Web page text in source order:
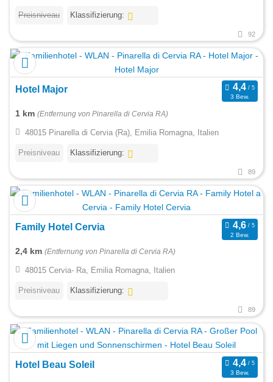
Preisniveau Klassifizierung:
92
Hotel Major
3 Bew.
1 km (Entfernung von Pinarella di Cervia RA)
48015 Pinarella di Cervia (Ra), Emilia Romagna, Italien
Preisniveau Klassifizierung:
89
Family Hotel Cervia
2 Bew.
2,4 km (Entfernung von Pinarella di Cervia RA)
48015 Cervia- Ra, Emilia Romagna, Italien
Preisniveau Klassifizierung:
89
Hotel Beau Soleil
3 Bew.